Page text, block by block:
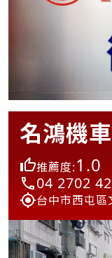
名鴻機
推薦度:1.0
04 2702
台中市西屯